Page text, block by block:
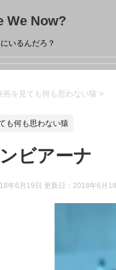
We Now?
いるんだろ？
画を見ても何も思わない猿 >
も何も思わない猿
ビアーナ
年6月19日 更新日： 2018年6月